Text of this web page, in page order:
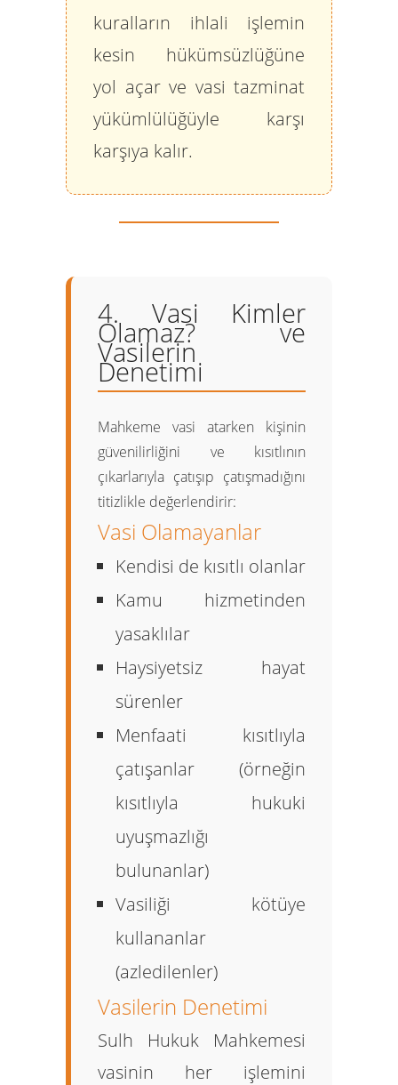
kuralların ihlali işlemin
kesin hükümsüzlüğüne
yol açar ve vasi tazminat
yükümlülüğüyle karşı
karşıya kalır.
4. Vasi Kimler
Olamaz? ve
Vasilerin
Denetimi
Mahkeme vasi atarken kişinin
güvenilirliğini ve kısıtlının
çıkarlarıyla çatışıp çatışmadığını
titizlikle değerlendirir:
Vasi Olamayanlar
Kendisi de kısıtlı olanlar
Kamu hizmetinden
yasaklılar
Haysiyetsiz hayat
sürenler
Menfaati kısıtlıyla
çatışanlar (örneğin
kısıtlıyla hukuki
uyuşmazlığı
bulunanlar)
Vasiliği kötüye
kullananlar
(azledilenler)
Vasilerin Denetimi
Sulh Hukuk Mahkemesi
vasinin her işlemini